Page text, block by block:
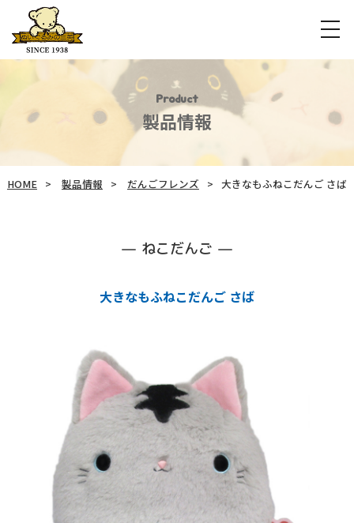
Product
製品情報
HOME 製品情報 だんごフレンズ 大きなもふねこだんご さば
ねこだんご
大きなもふねこだんご さば